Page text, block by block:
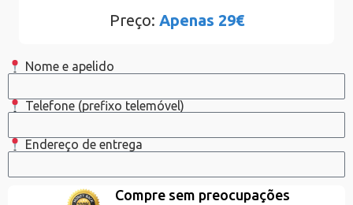
Preço: Apenas 29€
Nome e apelido
Telefone (prefixo telemóvel)
Endereço de entrega
Compre sem preocupações